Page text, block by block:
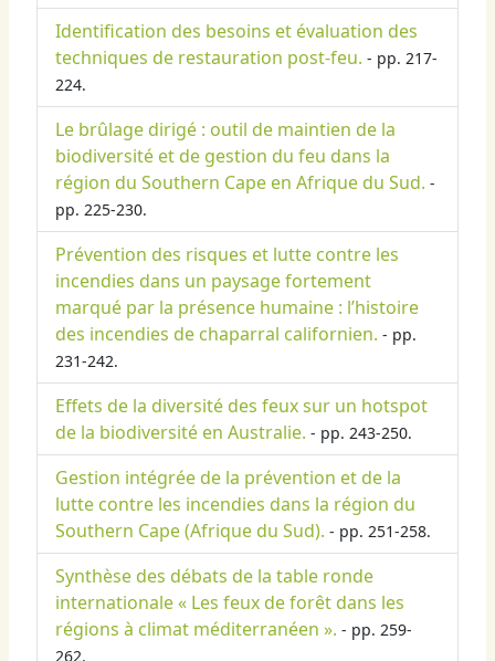
Identification des besoins et évaluation des
techniques de restauration post-feu. - pp. 217-
224.
Le brûlage dirigé : outil de maintien de la
biodiversité et de gestion du feu dans la
région du Southern Cape en Afrique du Sud. -
pp. 225-230.
Prévention des risques et lutte contre les
incendies dans un paysage fortement
marqué par la présence humaine : l’histoire
des incendies de chaparral californien. - pp.
231-242.
Effets de la diversité des feux sur un hotspot
de la biodiversité en Australie. - pp. 243-250.
Gestion intégrée de la prévention et de la
lutte contre les incendies dans la région du
Southern Cape (Afrique du Sud). - pp. 251-258.
Synthèse des débats de la table ronde
internationale « Les feux de forêt dans les
régions à climat méditerranéen ». - pp. 259-
262.